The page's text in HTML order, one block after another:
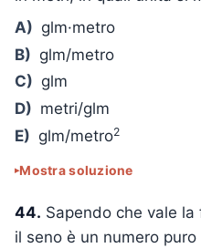
A) glm·metro
B) glm/metro
C) glm
D) metri/glm
E) glm/metro2
Mostra soluzione
44. Sapendo che vale la
il seno è un numero